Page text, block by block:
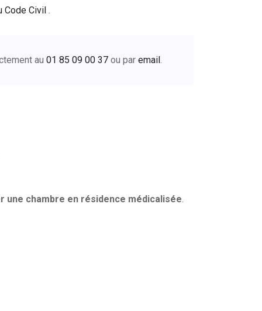
Code Civil .
au 01 85 09 00 37 ou par email.
une chambre en résidence médicalisée.